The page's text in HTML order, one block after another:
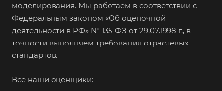
моделирования. Мы работаем в соответствии с
Федеральным законом «Об оценочной
деятельности в РФ» № 135-ФЗ от 29.07.1998 г., в
точности выполняем требования отраслевых
стандартов.
Все наши оценщики:
Валдай
Валуйки
Великий Новгород